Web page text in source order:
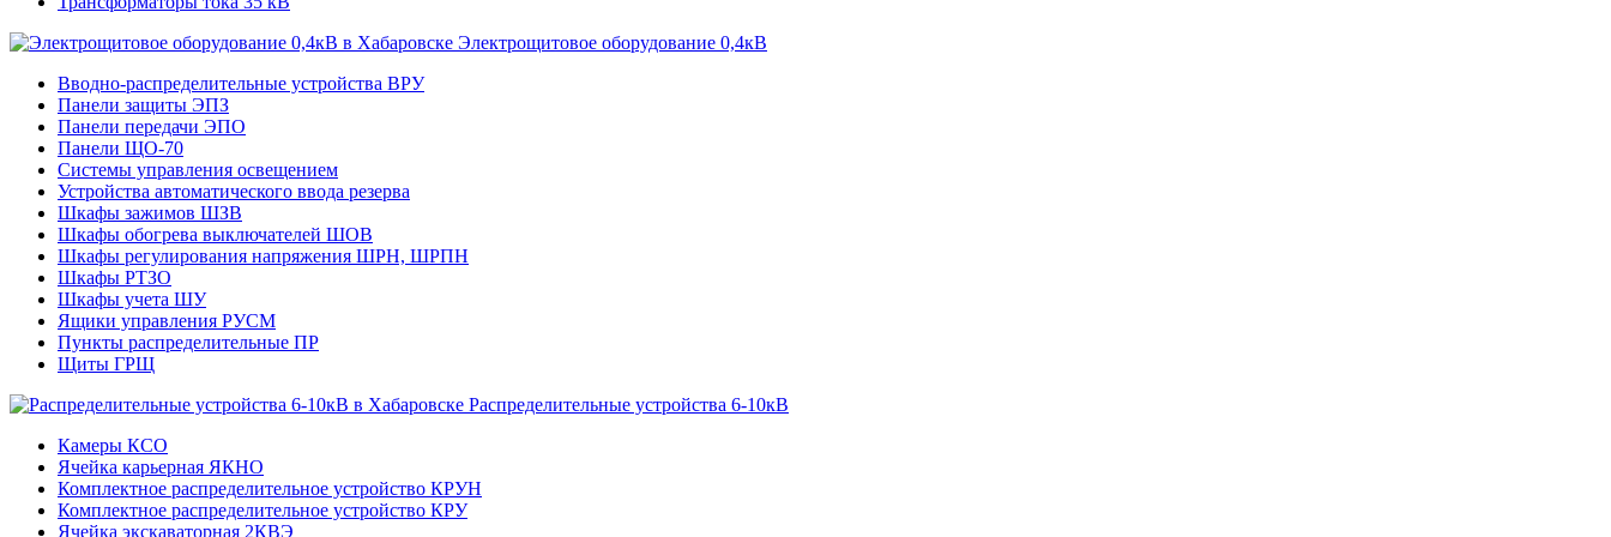
Электрощитовое оборудование 0,4кВ
Вводно-распределительные устройства ВРУ
Панели защиты ЭПЗ
Панели передачи ЭПО
Панели ЩО-70
Системы управления освещением
Устройства автоматического ввода резерва
Шкафы зажимов ШЗВ
Шкафы обогрева выключателей ШОВ
Шкафы регулирования напряжения ШРН, ШРПН
Шкафы РТЗО
Шкафы учета ШУ
Ящики управления РУСМ
Пункты распределительные ПР
Щиты ГРЩ
Распределительные устройства 6-10кВ
Камеры КСО
Ячейка карьерная ЯКНО
Комплектное распределительное устройство КРУН
Комплектное распределительное устройство КРУ
Ячейка экскаваторная 2КВЭ